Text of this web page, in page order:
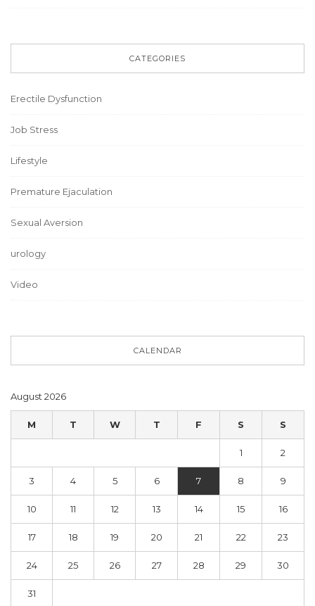
CATEGORIES
Erectile Dysfunction
Job Stress
Lifestyle
Premature Ejaculation
Sexual Aversion
urology
Video
CALENDAR
August 2026
M T W T F S S
1 2
3 4 5 6 7 8 9
10 11 12 13 14 15 16
17 18 19 20 21 22 23
24 25 26 27 28 29 30
31